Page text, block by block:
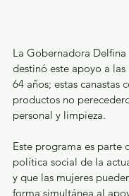
La Gobernadora Delfina
destinó este apoyo a las
64 años; estas canastas
productos no
personal y limpieza.
Este programa es parte
política social de la
y que las mujeres
forma simultánea al